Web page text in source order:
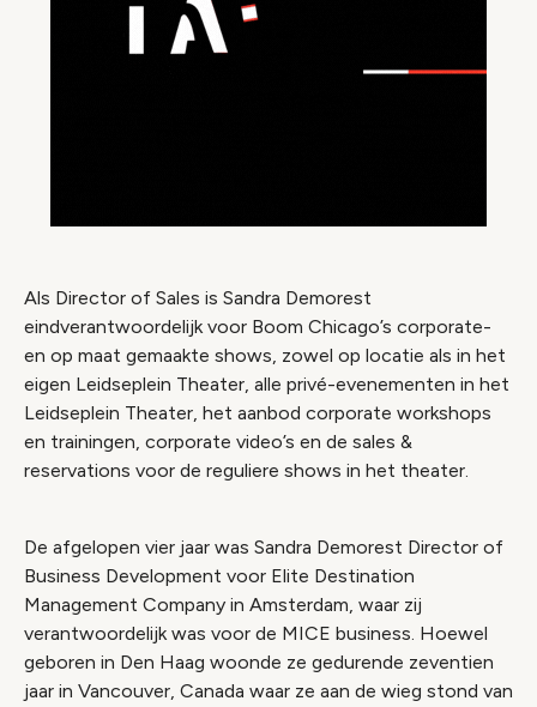
Als Director of Sales is Sandra Demorest
eindverantwoordelijk voor Boom Chicago’s corporate-
en op maat gemaakte shows, zowel op locatie als in het
eigen Leidseplein Theater, alle privé-evenementen in het
Leidseplein Theater, het aanbod corporate workshops
en trainingen, corporate video’s en de sales &
reservations voor de reguliere shows in het theater.
De afgelopen vier jaar was Sandra Demorest Director of
Business Development voor Elite Destination
Management Company in Amsterdam, waar zij
verantwoordelijk was voor de MICE business. Hoewel
geboren in Den Haag woonde ze gedurende zeventien
jaar in Vancouver, Canada waar ze aan de wieg stond van